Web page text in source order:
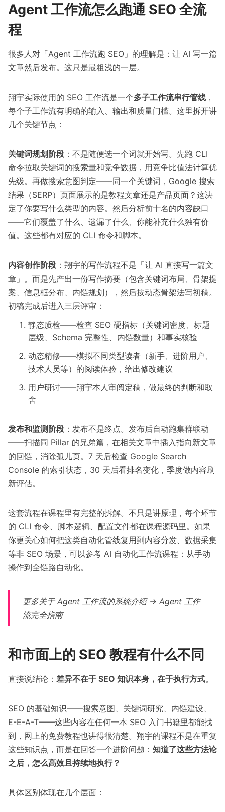
Agent 工作流怎么跑通 SEO 全流
程
很多人对「Agent 工作流跑 SEO」的理解是：让 AI 写一篇
文章然后发布。这只是最粗浅的一层。
翔宇实际使用的 SEO 工作流是一个多子工作流串行管线 ，
每个子工作流有明确的输入、输出和质量门槛。这里拆开讲
几个关键节点：
关键词规划阶段 ：不是随便选一个词就开始写。先跑 CLI
命令拉取关键词的搜索量和竞争数据，用竞争比值法计算优
先级。再做搜索意图判定——同一个关键词，Google 搜索
结果（SERP）页面展示的是教程文章还是产品页面？这决
定了你要写什么类型的内容。然后分析前十名的内容缺口
——它们覆盖了什么、遗漏了什么、你能补充什么独有价
值。这些都有对应的 CLI 命令和脚本。
内容创作阶段 ：翔宇的写作流程不是「让 AI 直接写一篇文
章」。而是先产出一份写作摘要（包含关键词布局、骨架提
案、信息框分布、内链规划），然后按动态骨架法写初稿。
初稿完成后进入三层评审：
静态质检——检查 SEO 硬指标（关键词密度、标题
层级、Schema 完整性、内链数量）和事实核验
动态精修——模拟不同类型读者（新手、进阶用户、
技术人员等）的阅读体验，给出修改建议
用户研讨——翔宇本人审阅定稿，做最终的判断和取
舍
发布和监测阶段 ：发布不是终点。发布后自动跑集群联动
——扫描同 Pillar 的兄弟篇，在相关文章中插入指向新文章
的回链，消除孤儿页。7 天后检查 Google Search
Console 的索引状态，30 天后看排名变化，季度做内容刷
新评估。
这套流程在课程里有完整的拆解。不只是讲原理，每个环节
的 CLI 命令、脚本逻辑、配置文件都在课程源码里。如果
你更关心如何把这类自动化管线复用到内容分发、数据采集
等非 SEO 场景，可以参考 AI 自动化工作流课程：从手动
操作到全链路自动化。
更多关于 Agent 工作流的系统介绍 →Agent 工作
流完全指南
和市面上的 SEO 教程有什么不同
直接说结论： 差异不在于 SEO 知识本身，在于执行方式。
SEO 的基础知识——搜索意图、关键词研究、内链建设、
E-E-A-T——这些内容在任何一本 SEO 入门书籍里都能找
到，网上的免费教程也讲得很清楚。翔宇的课程不是在重复
这些知识点，而是在回答一个进阶问题： 知道了这些方法论
之后，怎么高效且持续地执行？
具体区别体现在几个层面：